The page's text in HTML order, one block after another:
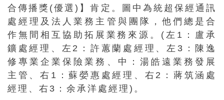
合傳播獎(優選)】肯定。圖中為統超保經通訊
處經理及法人業務主管與團隊，他們總是合
作無間相互協助拓展業務來源。(左1：盧承
鑛處經理、左2：許蕙蘭處經理、左3：陳逸
修專業企業保險業務、中：湯皓遠業務發展
主管、右1：蘇嫈惠處經理、右2：蔣筑涵處
經理、右3：余承洋處經理)。